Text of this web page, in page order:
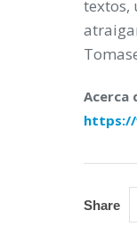
textos,
Acerca
https://
Share